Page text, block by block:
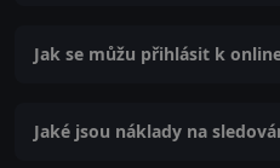
Jak se můžu přihlásit k
Jaké jsou náklady na